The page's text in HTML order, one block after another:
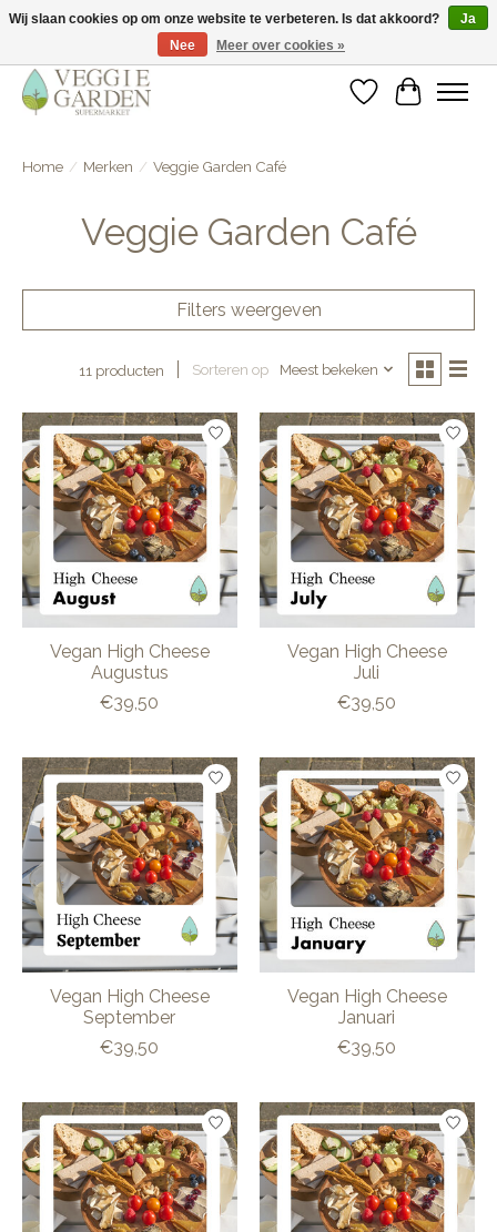
vegan & veggie products | free store pick-up
Verlanglijst
Home / Merken / Veggie Garden Café
Veggie Garden Café
Filters weergeven
11 producten Sorteren op Meest bekeken
Vegan High Cheese
Augustus
€39,50
Vegan High Cheese
Juli
€39,50
Vegan High Cheese
September
€39,50
Vegan High Cheese
Januari
€39,50
Wij slaan cookies op om onze website te verbeteren. Is dat akkoord?
Ja
Nee
Meer over cookies »